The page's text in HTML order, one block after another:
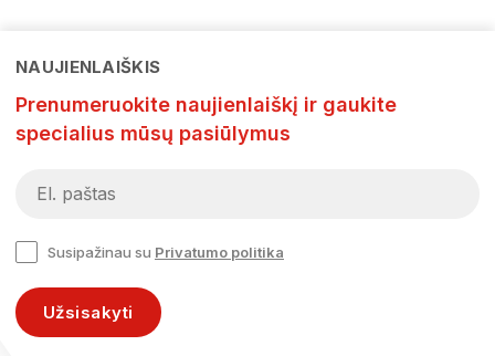
NAUJIENLAIŠKIS
Prenumeruokite naujienlaiškį ir gaukite
specialius mūsų pasiūlymus
Susipažinau su Privatumo politika
Užsisakyti